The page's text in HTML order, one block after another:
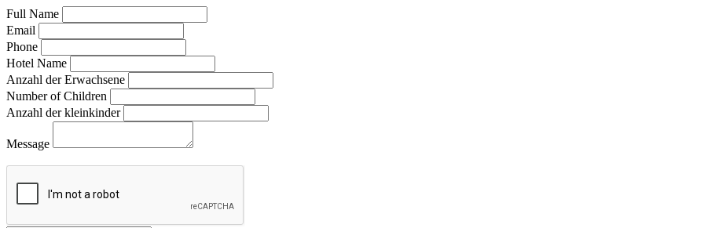
Full Name
Email
Phone
Hotel Name
Anzahl der Erwachsene
Number of Children
Anzahl der kleinkinder
Message